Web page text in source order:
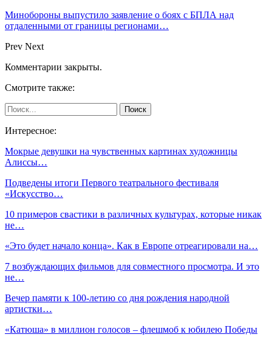
Минобороны выпустило заявление о боях с БПЛА над
отдаленными от границы регионами…
Prev Next
Комментарии закрыты.
Смотрите также:
Интересное:
Мокрые девушки на чувственных картинах художницы
Алиссы…
Подведены итоги Первого театрального фестиваля
«Искусство…
10 примеров свастики в различных культурах, которые никак
не…
«Это будет начало конца». Как в Европе отреагировали на…
7 возбуждающих фильмов для совместного просмотра. И это
не…
Вечер памяти к 100-летию со дня рождения народной
артистки…
«Катюша» в миллион голосов – флешмоб к юбилею Победы